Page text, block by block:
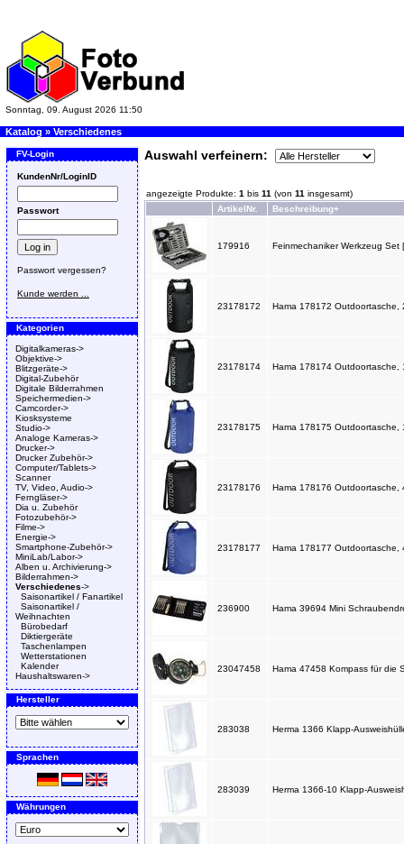
Sonntag, 09. August 2026 11:50
Katalog » Verschiedenes
FV-Login
KundenNr/LoginID
Passwort
Passwort vergessen?
Kunde werden ...
Kategorien
Digitalkameras->
Objektive->
Blitzgeräte->
Digital-Zubehör
Digitale Bilderrahmen
Speichermedien->
Camcorder->
Kiosksysteme
Studio->
Analoge Kameras->
Drucker->
Drucker Zubehör->
Computer/Tablets->
Scanner
TV, Video, Audio->
Ferngläser->
Dia u. Zubehör
Fotozubehör->
Filme->
Energie->
Smartphone-Zubehör->
MiniLab/Labor->
Alben u. Archivierung->
Bilderrahmen->
Verschiedenes->
Saisonartikel / Fanartikel
Saisonartikel /
Weihnachten
Bürobedarf
Diktiergeräte
Taschenlampen
Wetterstationen
Kalender
Haushaltswaren->
Hersteller
Sprachen
Währungen
Auswahl verfeinern:
angezeigte Produkte: 1 bis 11 (von 11 insgesamt)
ArtikelNr.
Beschreibung+
179916 Feinmechaniker Werkzeug
23178172 Hama 178172 Outdoortasche,
23178174 Hama 178174 Outdoortasche,
23178175 Hama 178175 Outdoortasche,
23178176 Hama 178176 Outdoortasche,
23178177 Hama 178177 Outdoortasche,
236900 Hama 39694 Mini
23047458 Hama 47458 Kompass für die
283038 Herma 1366 Klapp-
283039 Herma 1366-10 Klapp-